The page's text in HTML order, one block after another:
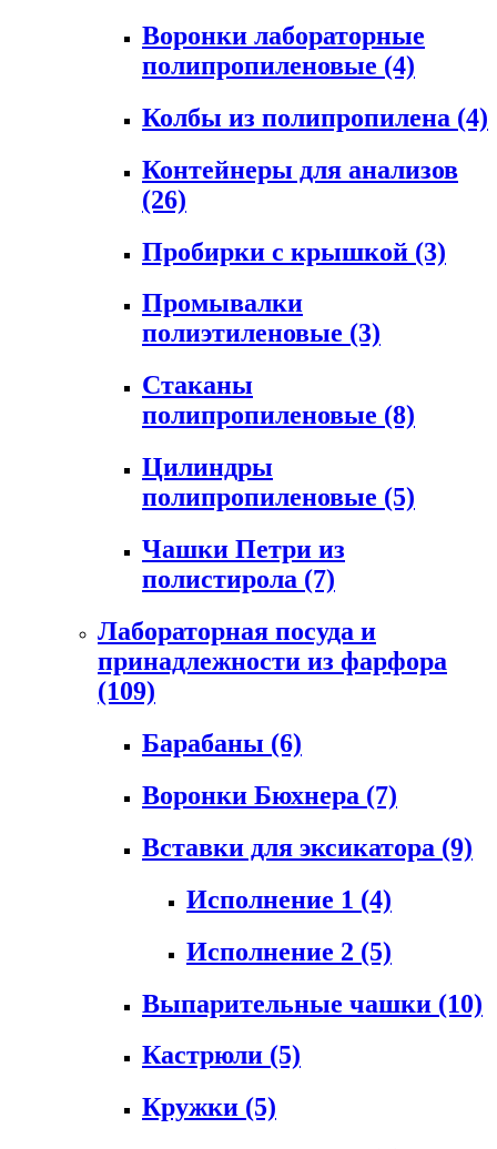
Воронки лабораторные
полипропиленовые (4)
Колбы из полипропилена (4)
Контейнеры для анализов
(26)
Пробирки с крышкой (3)
Промывалки
полиэтиленовые (3)
Стаканы
полипропиленовые (8)
Цилиндры
полипропиленовые (5)
Чашки Петри из
полистирола (7)
Лабораторная посуда и
принадлежности из фарфора
(109)
Барабаны (6)
Воронки Бюхнера (7)
Вставки для эксикатора (9)
Исполнение 1 (4)
Исполнение 2 (5)
Выпарительные чашки (10)
Кастрюли (5)
Кружки (5)